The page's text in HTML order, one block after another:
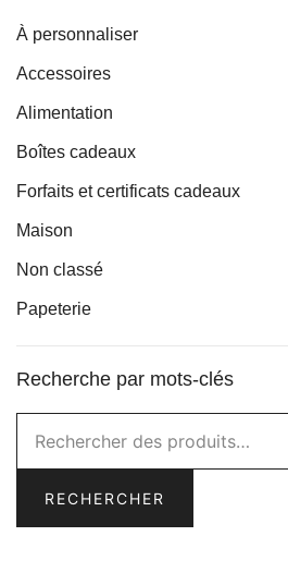
À personnaliser
Accessoires
Alimentation
Boîtes cadeaux
Forfaits et certificats cadeaux
Maison
Non classé
Papeterie
Recherche par mots-clés
RECHERCHER